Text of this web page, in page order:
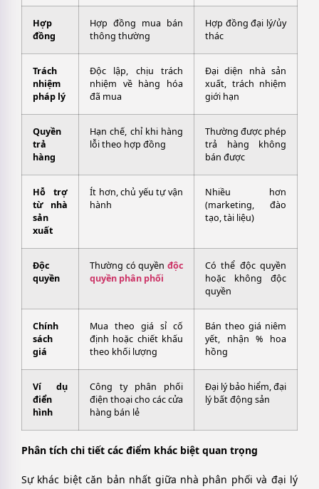
Hợp
đồng
Hợp đồng mua bán
thông thường
Hợp đồng đại lý/ủy
thác
Trách
nhiệm
pháp lý
Độc lập, chịu trách
nhiệm về hàng hóa
đã mua
Đại diện nhà sản
xuất, trách nhiệm
giới hạn
Quyền
trả
hàng
Hạn chế, chỉ khi hàng
lỗi theo hợp đồng
Thường được phép
trả hàng không
bán được
Hỗ trợ
từ nhà
sản
xuất
Ít hơn, chủ yếu tự vận
hành
Nhiều hơn
(marketing, đào
tạo, tài liệu)
Độc
quyền
Thường có quyền độc
quyền phân phối
Có thể độc quyền
hoặc không độc
quyền
Chính
sách
giá
Mua theo giá sỉ cố
định hoặc chiết khấu
theo khối lượng
Bán theo giá niêm
yết, nhận % hoa
hồng
Ví dụ
điển
hình
Công ty phân phối
điện thoại cho các cửa
hàng bán lẻ
Đại lý bảo hiểm, đại
lý bất động sản
Phân tích chi tiết các điểm khác biệt quan trọng
Sự khác biệt căn bản nhất giữa nhà phân phối và đại lý